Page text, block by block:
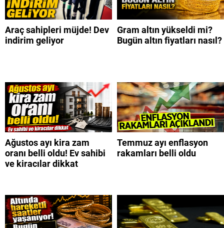
Araç sahipleri müjde! Dev
indirim geliyor
Gram altın yükseldi mi?
Bugün altın fiyatları nasıl?
Ağustos ayı kira zam
oranı belli oldu! Ev sahibi
ve kiracılar dikkat
Temmuz ayı enflasyon
rakamları belli oldu